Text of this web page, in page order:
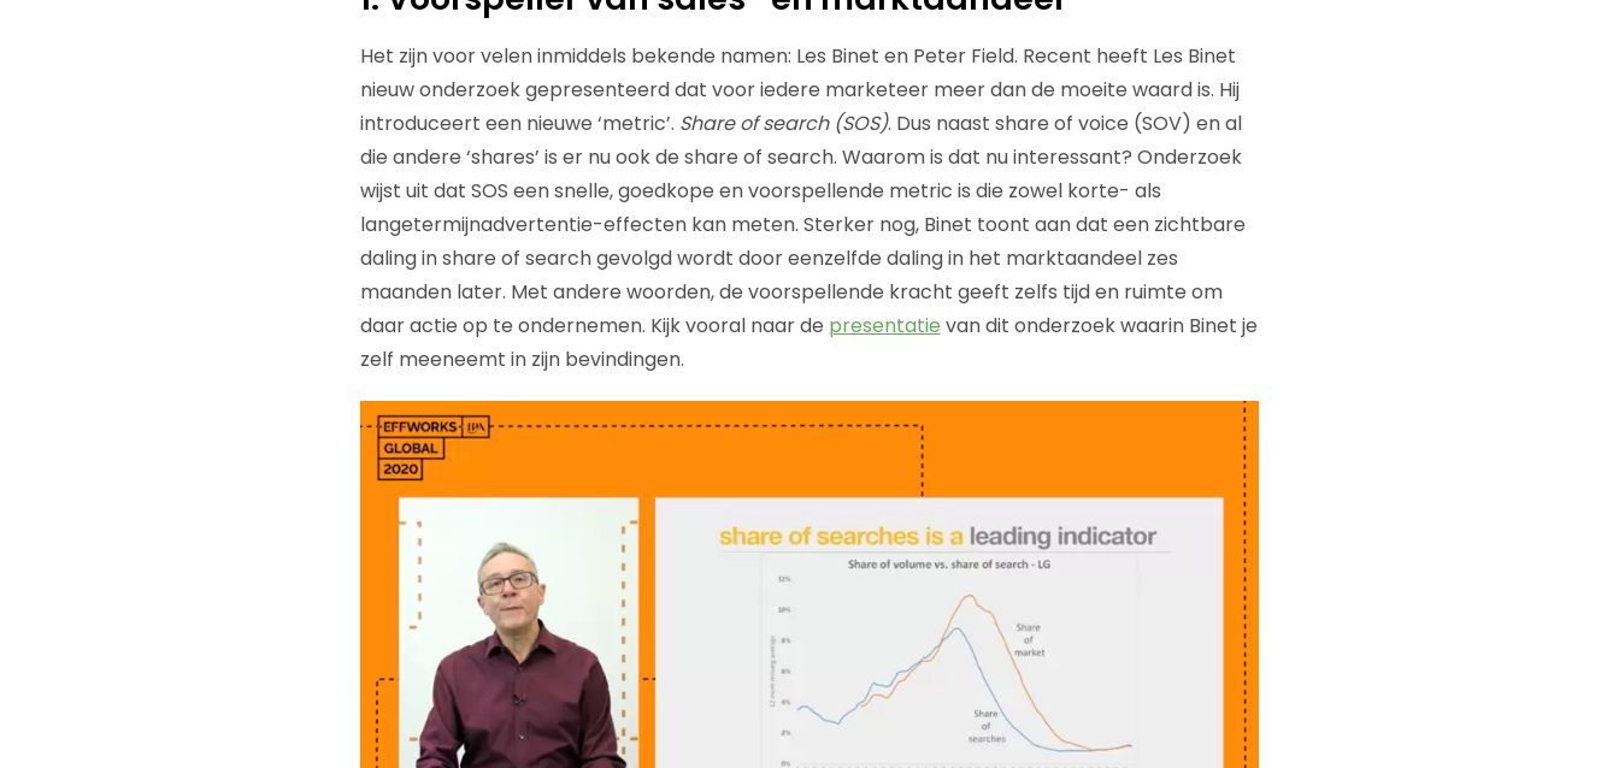
Het zijn voor velen inmiddels bekende namen: Les Binet en Peter Field. Recent heeft Les Binet
nieuw onderzoek gepresenteerd dat voor iedere marketeer meer dan de moeite waard is. Hij
introduceert een nieuwe ‘metric’. Share of search (SOS). Dus naast share of voice (SOV) en al
die andere ‘shares’ is er nu ook de share of search. Waarom is dat nu interessant? Onderzoek
wijst uit dat SOS een snelle, goedkope en voorspellende metric is die zowel korte- als
langetermijnadvertentie-effecten kan meten. Sterker nog, Binet toont aan dat een zichtbare
daling in share of search gevolgd wordt door eenzelfde daling in het marktaandeel zes
maanden later. Met andere woorden, de voorspellende kracht geeft zelfs tijd en ruimte om
daar actie op te ondernemen. Kijk vooral naar de presentatie van dit onderzoek waarin Binet je
zelf meeneemt in zijn bevindingen.